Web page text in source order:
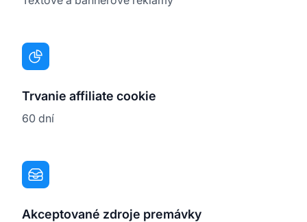
Trvanie affiliate cookie
60 dní
Akceptované zdroje premávky